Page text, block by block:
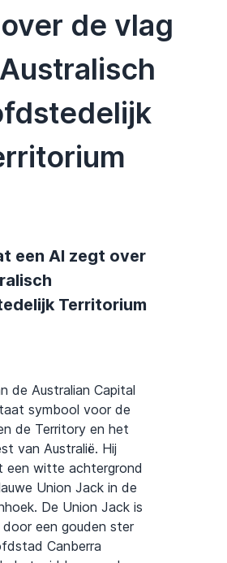
de vlag
een AI zegt over
Territorium
de Australian Capital
symbool voor de
de Territory en het
van Australië. Hij
een witte achtergrond
Union Jack in de
De Union Jack is
door een gouden ster
Canberra